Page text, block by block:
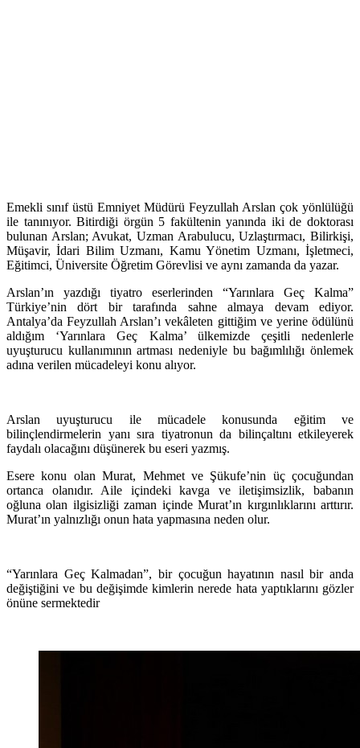
Emekli sınıf üstü Emniyet Müdürü Feyzullah Arslan çok yönlülüğü
ile tanınıyor. Bitirdiği örgün 5 fakültenin yanında iki de doktorası
bulunan Arslan; Avukat, Uzman Arabulucu, Uzlaştırmacı, Bilirkişi,
Müşavir, İdari Bilim Uzmanı, Kamu Yönetim Uzmanı, İşletmeci,
Eğitimci, Üniversite Öğretim Görevlisi ve aynı zamanda da yazar.
Arslan’ın yazdığı tiyatro eserlerinden “Yarınlara Geç Kalma”
Türkiye’nin dört bir tarafında sahne almaya devam ediyor.
Antalya’da Feyzullah Arslan’ı vekâleten gittiğim ve yerine ödülünü
aldığım ‘Yarınlara Geç Kalma’ ülkemizde çeşitli nedenlerle
uyuşturucu kullanımının artması nedeniyle bu bağımlılığı önlemek
adına verilen mücadeleyi konu alıyor.
Arslan uyuşturucu ile mücadele konusunda eğitim ve
bilinçlendirmelerin yanı sıra tiyatronun da bilinçaltını etkileyerek
faydalı olacağını düşünerek bu eseri yazmış.
Esere konu olan Murat, Mehmet ve Şükufe’nin üç çocuğundan
ortanca olanıdır. Aile içindeki kavga ve iletişimsizlik, babanın
oğluna olan ilgisizliği zaman içinde Murat’ın kırgınlıklarını arttırır.
Murat’ın yalnızlığı onun hata yapmasına neden olur.
“Yarınlara Geç Kalmadan”, bir çocuğun hayatının nasıl bir anda
değiştiğini ve bu değişimde kimlerin nerede hata yaptıklarını gözler
önüne sermektedir